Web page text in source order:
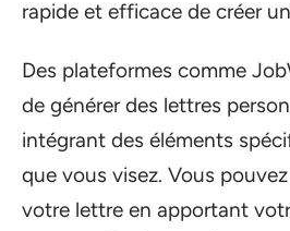
rapide et efficace de créer
Des plateformes comme
de générer des lettres
intégrant des éléments
que vous visez. Vous
votre lettre en apportant